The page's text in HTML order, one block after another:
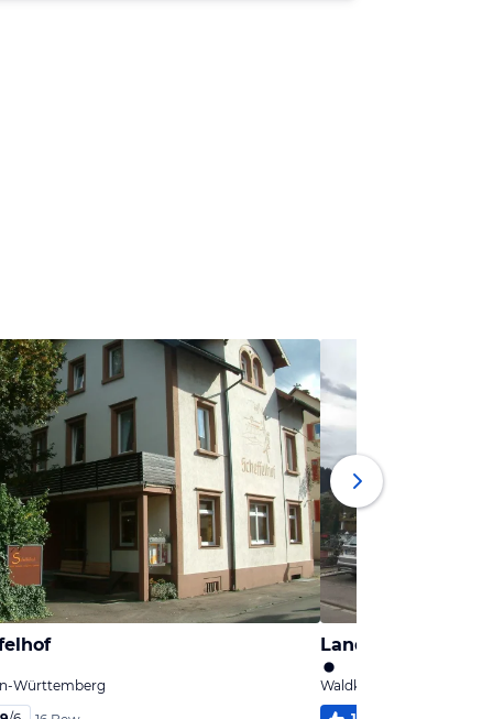
Württemberg
Landgasthof
Waldkirch, Baden-